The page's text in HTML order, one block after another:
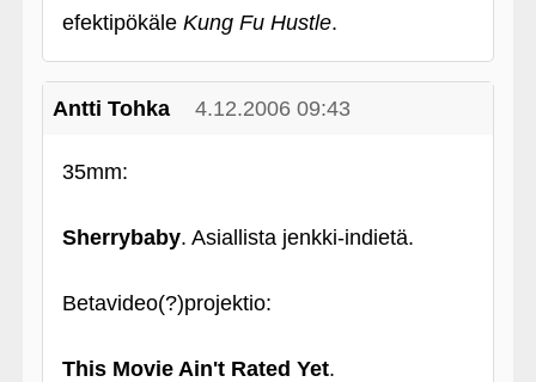
efektipökäle Kung Fu Hustle.
Antti Tohka 4.12.2006 09:43
35mm:
Sherrybaby. Asiallista jenkki-indietä.
Betavideo(?)projektio:
This Movie Ain't Rated Yet.